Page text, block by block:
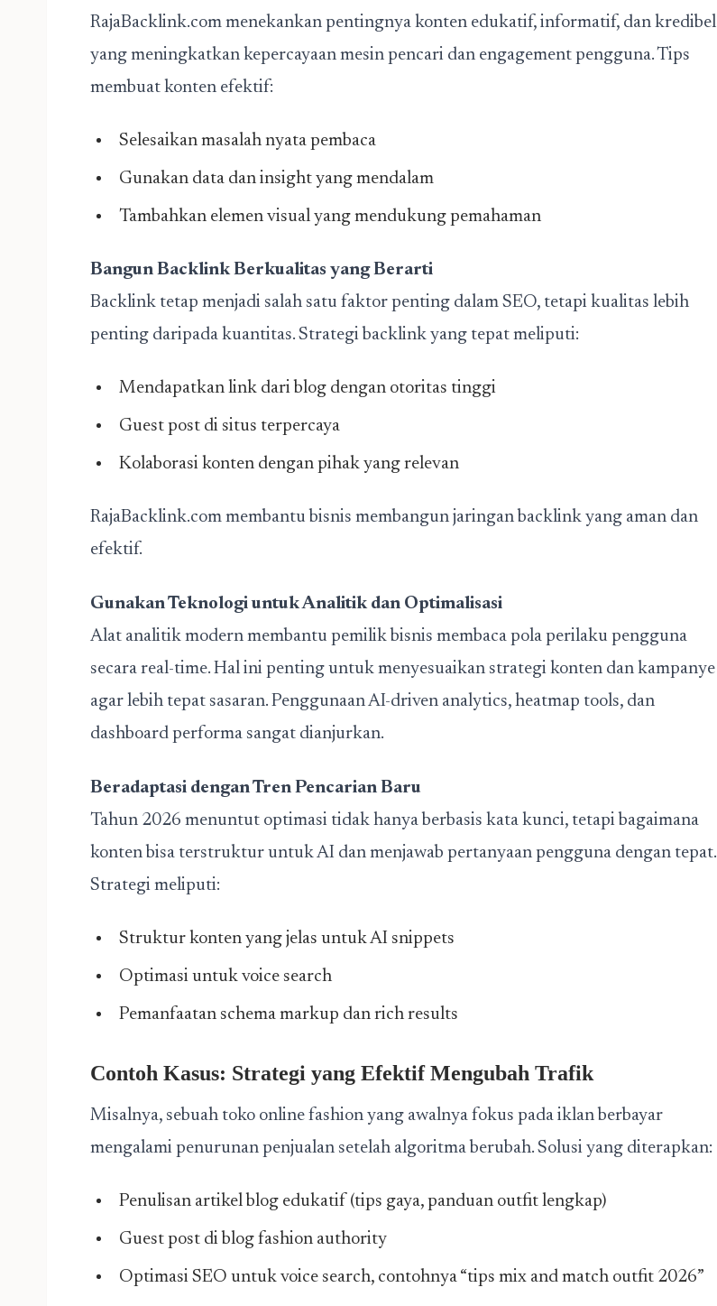
RajaBacklink.com menekankan pentingnya konten edukatif, informatif, dan kredibel
yang meningkatkan kepercayaan mesin pencari dan engagement pengguna. Tips
membuat konten efektif:
Selesaikan masalah nyata pembaca
Gunakan data dan insight yang mendalam
Tambahkan elemen visual yang mendukung pemahaman
Bangun Backlink Berkualitas yang Berarti
Backlink tetap menjadi salah satu faktor penting dalam SEO, tetapi kualitas lebih
penting daripada kuantitas. Strategi backlink yang tepat meliputi:
Mendapatkan link dari blog dengan otoritas tinggi
Guest post di situs terpercaya
Kolaborasi konten dengan pihak yang relevan
RajaBacklink.com membantu bisnis membangun jaringan backlink yang aman dan
efektif.
Gunakan Teknologi untuk Analitik dan Optimalisasi
Alat analitik modern membantu pemilik bisnis membaca pola perilaku pengguna
secara real-time. Hal ini penting untuk menyesuaikan strategi konten dan kampanye
agar lebih tepat sasaran. Penggunaan AI-driven analytics, heatmap tools, dan
dashboard performa sangat dianjurkan.
Beradaptasi dengan Tren Pencarian Baru
Tahun 2026 menuntut optimasi tidak hanya berbasis kata kunci, tetapi bagaimana
konten bisa terstruktur untuk AI dan menjawab pertanyaan pengguna dengan tepat.
Strategi meliputi:
Struktur konten yang jelas untuk AI snippets
Optimasi untuk voice search
Pemanfaatan schema markup dan rich results
Contoh Kasus: Strategi yang Efektif Mengubah Trafik
Misalnya, sebuah toko online fashion yang awalnya fokus pada iklan berbayar
mengalami penurunan penjualan setelah algoritma berubah. Solusi yang diterapkan:
Penulisan artikel blog edukatif (tips gaya, panduan outfit lengkap)
Guest post di blog fashion authority
Optimasi SEO untuk voice search, contohnya “tips mix and match outfit 2026”